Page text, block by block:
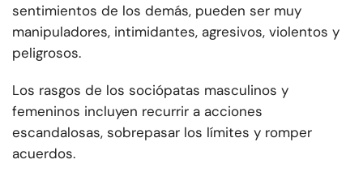
sentimientos de los demás, pueden ser muy
manipuladores, intimidantes, agresivos, violentos y
peligrosos.
Los rasgos de los sociópatas masculinos y
femeninos incluyen recurrir a acciones
escandalosas, sobrepasar los límites y romper
acuerdos.